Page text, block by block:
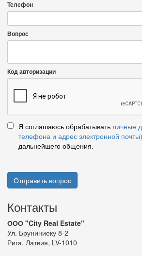
Телефон
Вопрос
Код авторизации
Я соглашаюсь обрабатывать личные
телефона и адрес электронной почты)
дальнейшего общения.
Отправить вопрос
Контакты
ООО "City Real Estate"
Ул. Бруниниеку 8-2
Рига, Латвия, LV-1010